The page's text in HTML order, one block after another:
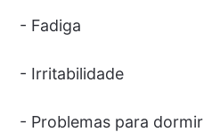
- Fadiga
- Irritabilidade
- Problemas para dormir